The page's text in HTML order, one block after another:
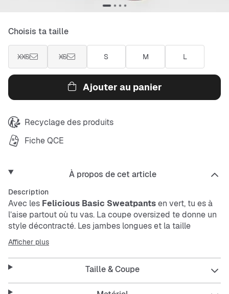
Choisis ta taille
XXS XS S M L
Ajouter au panier
Recyclage des produits
Fiche QCE
À propos de cet article
Description
Avec les Felicious Basic Sweatpantsen vert, tu es à
l’aise partout où tu vas. La coupe oversized te donne un
style décontracté. Les jambes longues et la taille
élastique avec cordon offrent confort et flexibilité. Les
poches latérales sont pratiques pour tes petits trucs. Le
matériau résistant supporte bien l’usure.
Ces sweatpants sont parfaits pour chiller à la maison ou
Afficher plus
Taille & Coupe